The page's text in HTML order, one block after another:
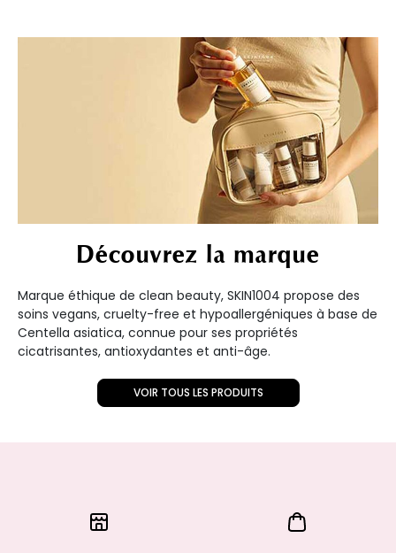
Découvrez la marque
Marque éthique de clean beauty, SKIN1004 propose des
soins vegans, cruelty-free et hypoallergéniques à base de
Centella asiatica, connue pour ses propriétés
cicatrisantes, antioxydantes et anti-âge.
VOIR TOUS LES PRODUITS